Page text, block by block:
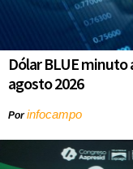
Dólar BLUE
agosto 2026
Porinfocampo